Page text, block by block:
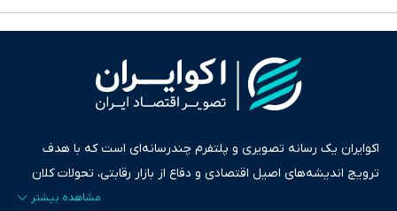
اکوایران یک رسانه تصویری و پلتفرم چندرسانه‌ای است که با هدف
ترویج اندیشه‌های اصیل اقتصادی و دفاع از بازار رقابتی، تحولات کلان
ایران و جهان را در قالب‌های ویدیو، پادکست، متن و گزارش‌های تحلیلی